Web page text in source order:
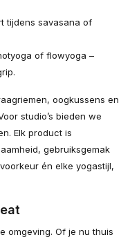
tijdens savasana of
of flowyoga –
oogkussens en
studio’s bieden we
Elk product is
gebruiksgemak
én elke yogastijl,
omgeving. Of je nu thuis